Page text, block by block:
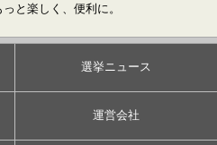
と楽しく、便利に。
選挙ニュース
運営会社